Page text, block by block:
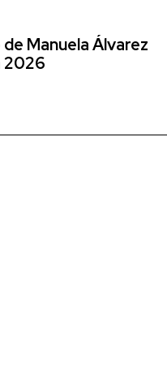
Manuela Álvarez
2026